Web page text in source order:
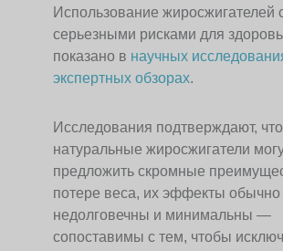
Использование жиросжигателей
серьезными рисками для
показано в научных
экспертных обзорах.
Исследования подтверждают,
натуральные жиросжигатели
предложить скромные
потере веса, их эффекты обычно
недолговечны и минимальны —
сопоставимы с тем, чтобы